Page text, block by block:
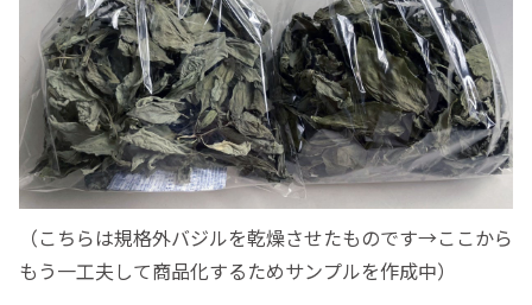
（こちらは規格外バジルを乾燥させたものです→ここから
もう一工夫して商品化するためサンプルを作成中）